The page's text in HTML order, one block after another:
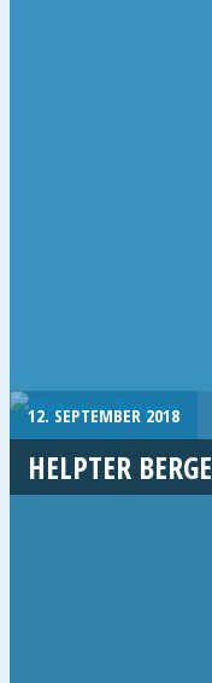
12. SEPTEMBER 2018
HELPTER BERGE